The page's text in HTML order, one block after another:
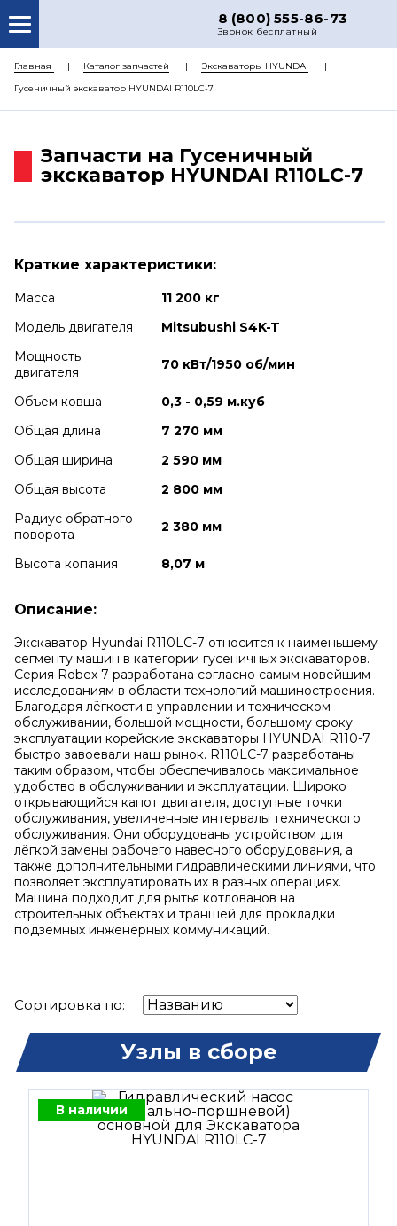
8 (800) 555-86-73
Звонок бесплатный
О НАС
КАТАЛОГ ЗАПЧАСТЕЙ
ДОСТАВКА
Главная Каталог запчастей
Экскаваторы HYUNDAI
Гусеничный экскаватор HYUNDAI R110LC-7
Запчасти на Гусеничный
экскаватор HYUNDAI R110LC-7
Краткие характеристики:
Масса
11 200 кг
Модель двигателя
Mitsubushi S4K-T
Мощность
двигателя
70 кВт/1950 об/мин
Объем ковша
0,3 - 0,59 м.куб
Общая длина
7 270 мм
Общая ширина
2 590 мм
Общая высота
2 800 мм
Радиус обратного
поворота
2 380 мм
Высота копания 8,07 м
Описание:
Экскаватор Hyundai R110LC-7 относится к наименьшему
сегменту машин в категории гусеничных экскаваторов.
Серия Robex 7 разработана согласно самым новейшим
исследованиям в области технологий машиностроения.
Благодаря лёгкости в управлении и техническом
обслуживании, большой мощности, большому сроку
эксплуатации корейские экскаваторы HYUNDAI R110-7
быстро завоевали наш рынок. R110LC-7 разработаны
таким образом, чтобы обеспечивалось максимальное
удобство в обслуживании и эксплуатации. Широко
открывающийся капот двигателя, доступные точки
обслуживания, увеличенные интервалы технического
обслуживания. Они оборудованы устройством для
лёгкой замены рабочего навесного оборудования, а
также дополнительными гидравлическими линиями, что
позволяет эксплуатировать их в разных операциях.
Машина подходит для рытья котлованов на
строительных объектах и траншей для прокладки
подземных инженерных коммуникаций.
Сортировка по:
Узлы в сборе
В наличии